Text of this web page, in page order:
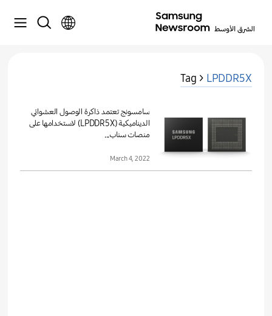
Tag > LPDDR5X
سامسونج تعتمد ذاكرة الوصول العشوائي
الديناميكية (LPDDR5X) لاستخدامها على
منصات سناب...
March 4, 2022